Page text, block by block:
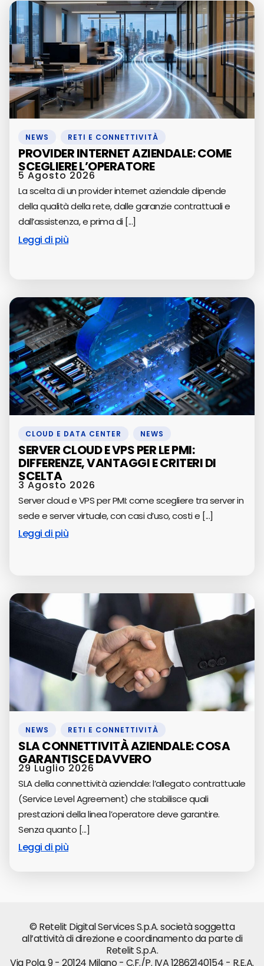
NEWS RETI E CONNETTIVITÀ
PROVIDER INTERNET AZIENDALE: COME
SCEGLIERE L’OPERATORE
5 Agosto 2026
La scelta di un provider internet aziendale dipende
della qualità della rete, dalle garanzie contrattuali e
dall’assistenza, e prima di [...]
Leggi di più
CLOUD E DATA CENTER NEWS
SERVER CLOUD E VPS PER LE PMI:
DIFFERENZE, VANTAGGI E CRITERI DI
SCELTA
3 Agosto 2026
Server cloud e VPS per PMI: come scegliere tra server in
sede e server virtuale, con casi d’uso, costi e [...]
Leggi di più
NEWS RETI E CONNETTIVITÀ
SLA CONNETTIVITÀ AZIENDALE: COSA
GARANTISCE DAVVERO
29 Luglio 2026
SLA della connettività aziendale: l’allegato contrattuale
(Service Level Agreement) che stabilisce quali
prestazioni della linea l’operatore deve garantire.
Senza quanto [...]
Leggi di più
© Retelit Digital Services S.p.A. società soggetta
all’attività di direzione e coordinamento da parte di
Retelit S.p.A.
Via Pola, 9 - 20124 Milano - C.F./P. IVA 12862140154 - R.E.A.